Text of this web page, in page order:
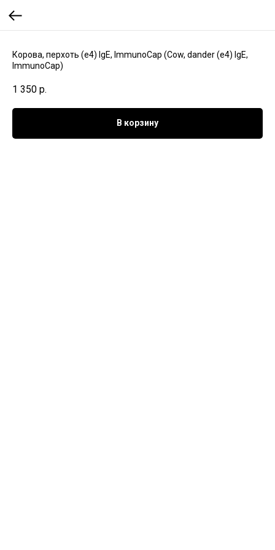
Корова, перхоть (e4) IgE, ImmunoCap (Cow, dander (e4) IgE,
ImmunoCap)
1 350 р.
В корзину